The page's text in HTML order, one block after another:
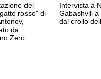
all'Università Roma Tre
sec
del
rosso" di
da
Zero
Intervista a
Gabashvili
dal crollo